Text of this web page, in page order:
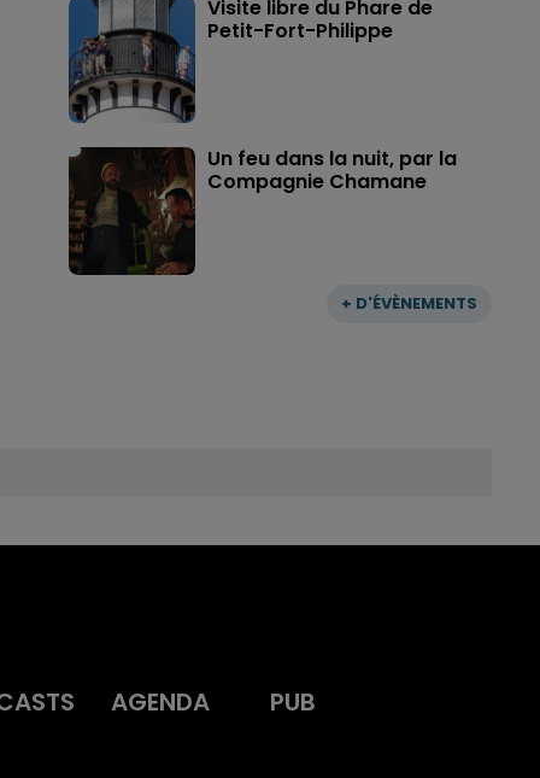
+ D'ÉVÈNEMENTS
Visite libre du Phare de
Petit-Fort-Philippe
Un feu dans la nuit, par la
Compagnie Chamane
AGENDA PUB